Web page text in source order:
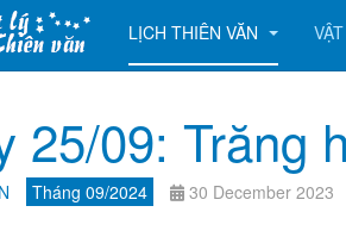
LỊCH THIÊN VĂN
25/09: Trăng
Tháng 09/2024 30 December 2023